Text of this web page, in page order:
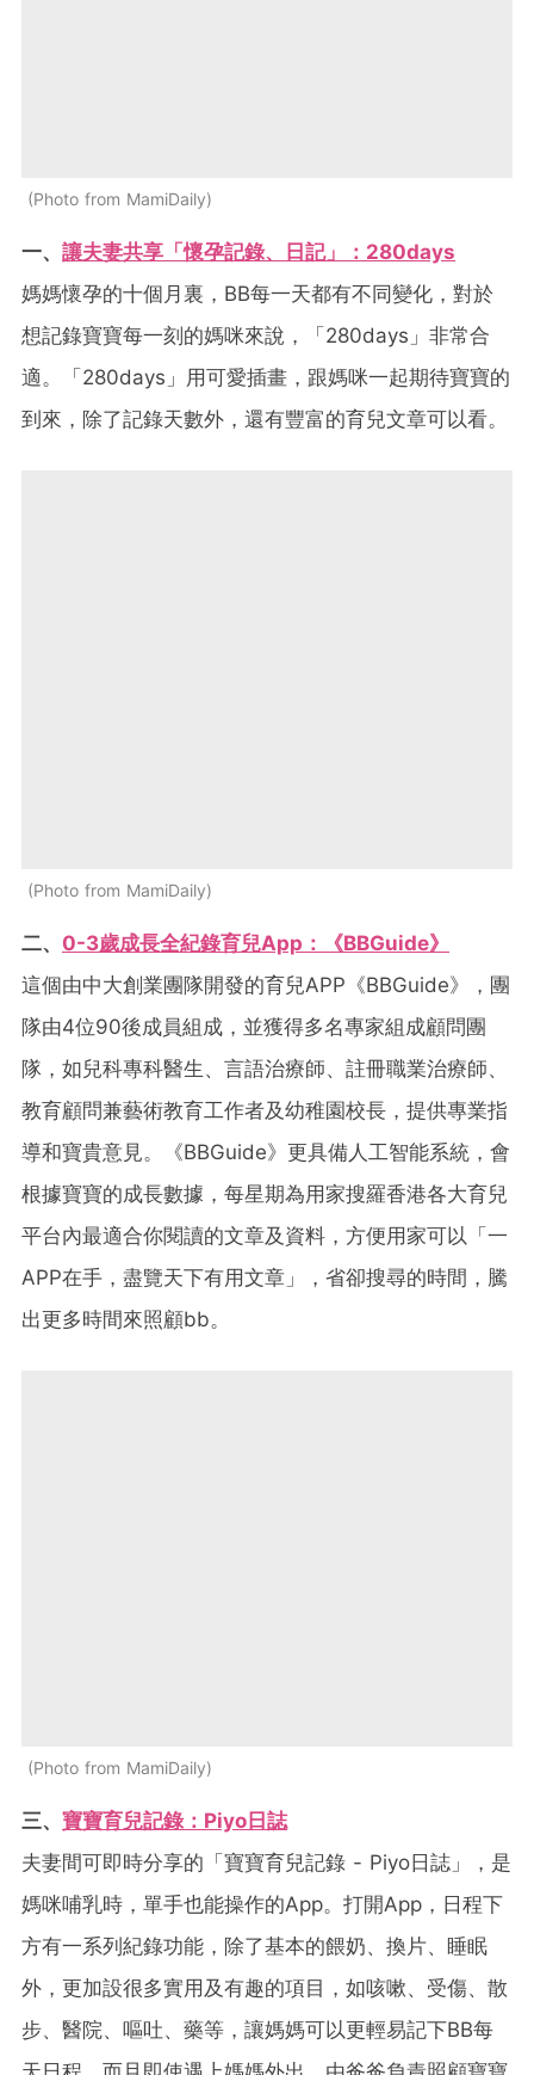
Photo from MamiDaily
一、 讓夫妻共享「懷孕記錄、日記」 ： 280days
媽媽懷孕的十個月裏，BB每一天都有不同變化，對於
想記錄寶寶每一刻的媽咪來說，「280days」非常合
適。「280days」用可愛插畫，跟媽咪一起期待寶寶的
到來，除了記錄天數外，還有豐富的育兒文章可以看。
Photo from MamiDaily
二、 0-3歲成長全紀錄育兒App ： 《BBGuide》
這個由中大創業團隊開發的育兒APP《BBGuide》，團
隊由4位90後成員組成，並獲得多名專家組成顧問團
隊，如兒科專科醫生、言語治療師、註冊職業治療師、
教育顧問兼藝術教育工作者及幼稚園校長，提供專業指
導和寶貴意見。《BBGuide》更具備人工智能系統，會
根據寶寶的成長數據，每星期為用家搜羅香港各大育兒
平台內最適合你閱讀的文章及資料，方便用家可以「一
APP在手，盡覽天下有用文章」，省卻搜尋的時間，騰
出更多時間來照顧bb。
Photo from MamiDaily
三、 寶寶育兒記錄：Piyo日誌
夫妻間可即時分享的「寶寶育兒記錄 - Piyo日誌」，是
媽咪哺乳時，單手也能操作的App。打開App，日程下
方有一系列紀錄功能，除了基本的餵奶、換片、睡眠
外，更加設很多實用及有趣的項目，如咳嗽、受傷、散
步、醫院、嘔吐、藥等，讓媽媽可以更輕易記下BB每